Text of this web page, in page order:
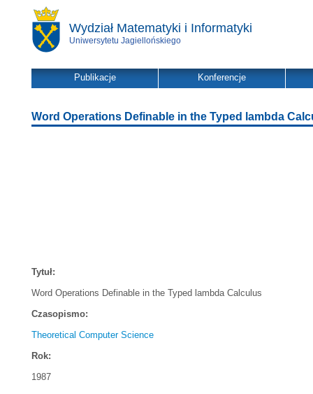
Wydział Matematyki i Informatyki
Uniwersytetu Jagiellońskiego
Publikacje Konferencje
Word Operations Definable in the Typed lambda
Tytuł:
Word Operations Definable in the Typed lambda Calculus
Czasopismo:
Theoretical Computer Science
Rok:
1987